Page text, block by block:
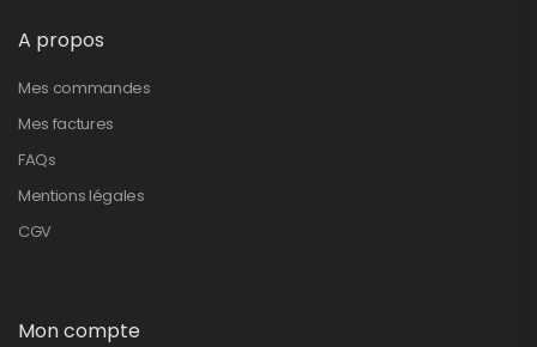
A propos
Mes commandes
Mes factures
FAQs
Mentions légales
CGV
Mon compte